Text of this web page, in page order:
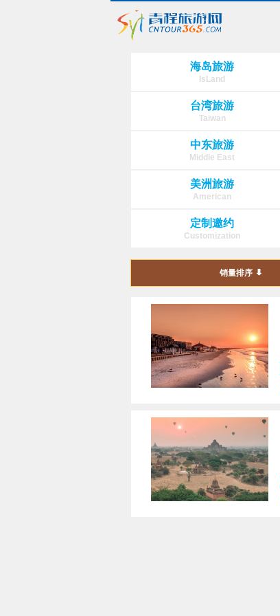
海岛旅游
IsLand
台湾旅游
Taiwan
中东旅游
Middle East
美洲旅游
American
定制邀约
Customization
销量排序